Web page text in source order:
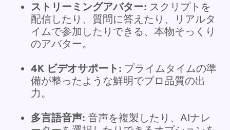
ストリーミングアバター: スクリプトを
配信したり、質問に答えたり、リアルタ
イムで参加したりできる、本物そっくり
のアバター。
4K ビデオサポート: プライムタイムの準
備が整ったような鮮明でプロ品質の出
力。
多言語音声: 音声を複製したり、AIナレ